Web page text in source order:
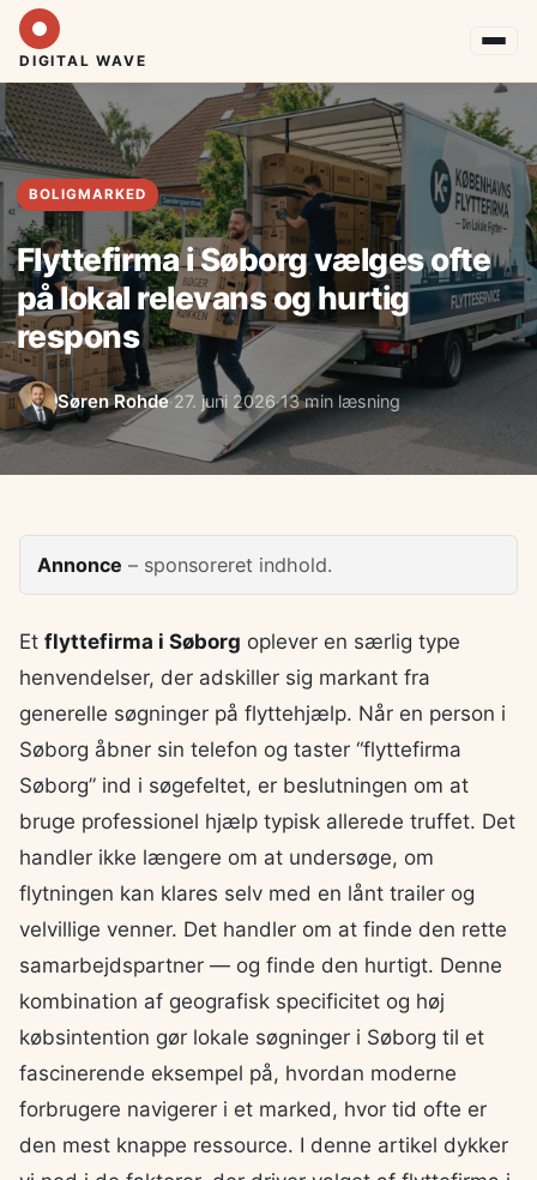
DIGITAL WAVE
BOLIGMARKED
Flyttefirma i Søborg vælges ofte
på lokal relevans og hurtig
respons
Søren Rohde·27. juni 2026·13 min læsning
Annonce – sponsoreret indhold.
Et flyttefirma i Søborg oplever en særlig type
henvendelser, der adskiller sig markant fra
generelle søgninger på flyttehjælp. Når en person i
Søborg åbner sin telefon og taster “flyttefirma
Søborg” ind i søgefeltet, er beslutningen om at
bruge professionel hjælp typisk allerede truffet. Det
handler ikke længere om at undersøge, om
flytningen kan klares selv med en lånt trailer og
velvillige venner. Det handler om at finde den rette
samarbejdspartner — og finde den hurtigt. Denne
kombination af geografisk specificitet og høj
købsintention gør lokale søgninger i Søborg til et
fascinerende eksempel på, hvordan moderne
forbrugere navigerer i et marked, hvor tid ofte er
den mest knappe ressource. I denne artikel dykker